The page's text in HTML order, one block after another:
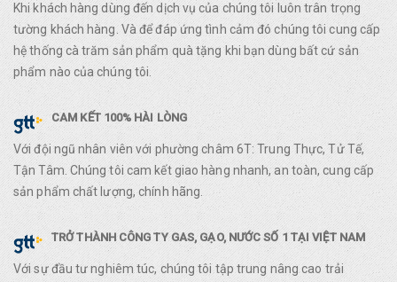
Khi khách hàng dùng đến dịch vụ của chúng tôi luôn trân trọng
tường khách hàng. Và để đáp ứng tình cảm đó chúng tôi cung cấp
hệ thống cà trăm sản phẩm quà tặng khi bạn dùng bất cứ sản
phẩm nào của chúng tôi.
CAM KẾT 100% HÀI LÒNG
Với đội ngũ nhân viên với phường châm 6T: Trung Thực, Tử Tế,
Tận Tâm. Chúng tôi cam kết giao hàng nhanh, an toàn, cung cấp
sản phẩm chất lượng, chính hãng.
TRỞ THÀNH CÔNG TY GAS, GẠO, NƯỚC SỐ 1 TẠI VIỆT NAM
Với sự đầu tư nghiêm túc, chúng tôi tập trung nâng cao trải